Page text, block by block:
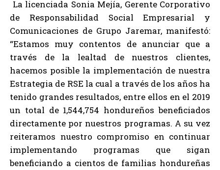
La licenciada Sonia Mejía, Gerente Corporativo
de Responsabilidad Social Empresarial y
Comunicaciones de Grupo Jaremar, manifestó:
“Estamos muy contentos de anunciar que a
través de la lealtad de nuestros clientes,
hacemos posible la implementación de nuestra
Estrategia de RSE la cual a través de los años ha
tenido grandes resultados, entre ellos en el 2019
un total de 1,544,754 hondureños beneficiados
directamente por nuestros programas. A su vez
reiteramos nuestro compromiso en continuar
implementando programas que sigan
beneficiando a cientos de familias hondureñas